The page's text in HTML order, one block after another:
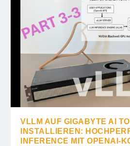
VLLM AUF GIGABYTE AI
INSTALLIEREN:
INFERENCE MIT OPENAI-